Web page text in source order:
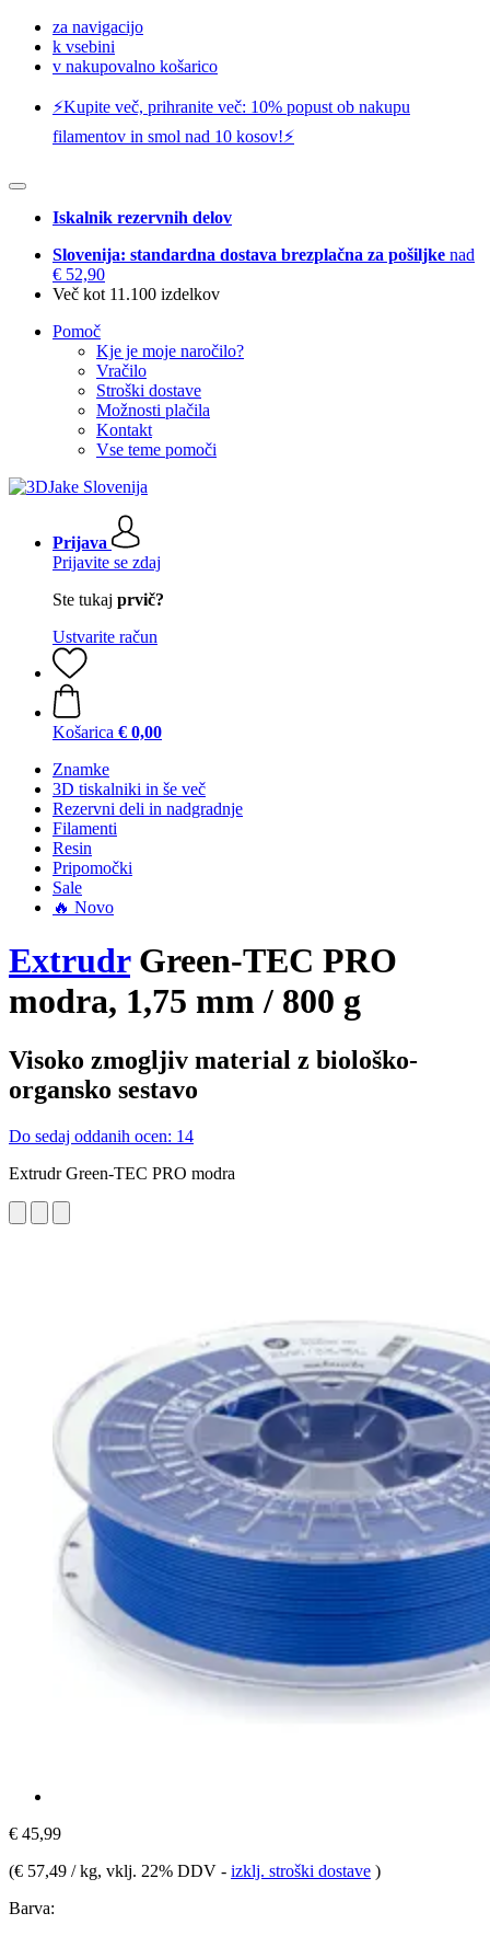
za navigacijo
k vsebini
v nakupovalno košarico
⚡️Kupite več, prihranite več: 10% popust ob nakupu
filamentov in smol nad 10 kosov!⚡️
Iskalnik rezervnih delov
Slovenija: standardna dostava brezplačna za pošiljke nad
€ 52,90
Več kot 11.100 izdelkov
Pomoč
Kje je moje naročilo?
Vračilo
Stroški dostave
Možnosti plačila
Kontakt
Vse teme pomoči
Prijava
Prijavite se zdaj
Ste tukaj prvič?
Ustvarite račun
Košarica € 0,00
Znamke
3D tiskalniki in še več
Rezervni deli in nadgradnje
Filamenti
Resin
Pripomočki
Sale
🔥 Novo
ExtrudrGreen-TEC PRO
modra, 1,75 mm / 800 g
Visoko zmogljiv material z biološko-
organsko sestavo
Do sedaj oddanih ocen: 14
Extrudr Green-TEC PRO modra
€ 45,99
(€ 57,49 / kg, vklj. 22% DDV - izklj. stroški dostave )
Barva: